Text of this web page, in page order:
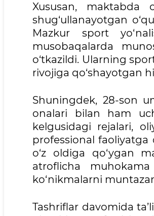
Xususan, maktabda
shug‘ullanayotgan
Mazkur sport
musobaqalarda
o‘tkazildi. Ularning
rivojiga qo‘shayotgan
Shuningdek, 28-son
onalari bilan ham
kelgusidagi rejalari,
professional
o‘z oldiga qo‘ygan
atroflicha
ko‘nikmalarni
Tashriflar davomida